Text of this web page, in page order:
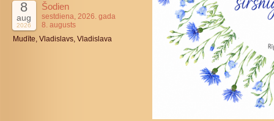
8
aug
2026
Šodien
sestdiena, 2026. gada
8. augusts
Mudīte, Vladislavs, Vladislava